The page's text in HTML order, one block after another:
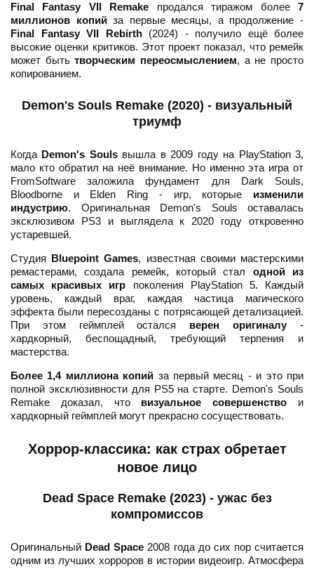
Final Fantasy VII Remake продался тиражом более7
миллионов копийза первые месяцы, а продолжение -
Final Fantasy VII Rebirth(2024) - получило ещё более
высокие оценки критиков. Этот проект показал, что ремейк
может бытьтворческим переосмыслением, а не просто
копированием.
Demon's Souls Remake (2020) - визуальный
триумф
Когда Demon's Soulsвышла в 2009 году на PlayStation 3,
мало кто обратил на неё внимание. Но именно эта игра от
FromSoftware заложила фундамент для Dark Souls,
Bloodborne и Elden Ring - игр, которые изменили
индустрию. Оригинальная Demon's Souls оставалась
эксклюзивом PS3 и выглядела к 2020 году откровенно
устаревшей.
Студия Bluepoint Games, известная своими мастерскими
ремастерами, создала ремейк, который стал одной из
самых красивых игр поколения PlayStation 5. Каждый
уровень, каждый враг, каждая частица магического
эффекта были пересозданы с потрясающей детализацией.
При этом геймплей остался верен оригиналу -
хардкорный, беспощадный, требующий терпения и
мастерства.
Более 1,4 миллиона копий за первый месяц - и это при
полной эксклюзивности для PS5 на старте. Demon's Souls
Remake доказал, что визуальное совершенство и
хардкорный геймплей могут прекрасно сосуществовать.
Хоррор-классика: как страх обретает
новое лицо
Dead Space Remake (2023) - ужас без
компромиссов
Оригинальный Dead Space 2008 года до сих пор считается
одним из лучших хорроров в истории видеоигр. Атмосфера